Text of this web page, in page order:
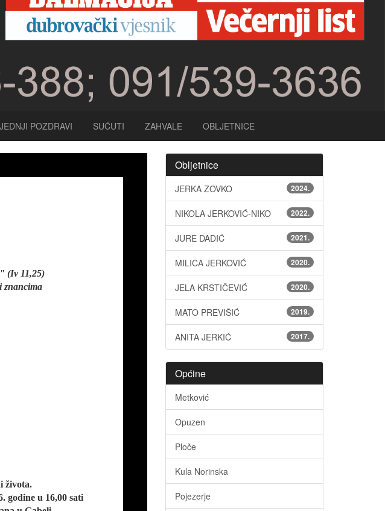
POZDRAVI SUĆUTI ZAHVALE OBLJETNICE
(Iv 11,25)
znancima
života.
godine u 16,00 sati
Obljetnice
JERKA ZOVKO 2024.
NIKOLA JERKOVIĆ-NIKO 2022.
JURE DADIĆ 2021.
MILICA JERKOVIĆ 2020.
JELA KRSTIČEVIĆ 2020.
MATO PREVIŠIĆ 2019.
ANITA JERKIĆ 2017.
Općine
Metković
Opuzen
Ploče
Kula Norinska
Pojezerje